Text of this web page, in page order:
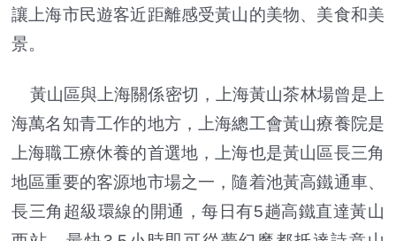
讓上海市民遊客近距離感受黃山的美物、美食和美
景。
黃山區與上海關係密切，上海黃山茶林場曾是上
海萬名知青工作的地方，上海總工會黃山療養院是
上海職工療休養的首選地，上海也是黃山區長三角
地區重要的客源地市場之一，隨着池黃高鐵通車、
長三角超級環線的開通，每日有5趟高鐵直達黃山